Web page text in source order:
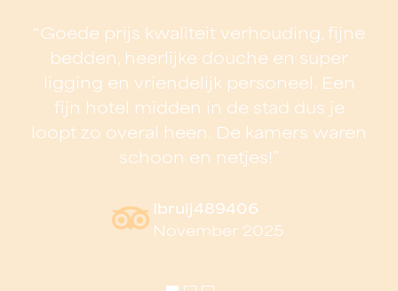
“Goede prijs kwaliteit verhouding, fijne
bedden, heerlijke douche en super
ligging en vriendelijk personeel. Een
fijn hotel midden in de stad dus je
loopt zo overal heen. De kamers waren
schoon en netjes!”
Ibruij489406
November 2025